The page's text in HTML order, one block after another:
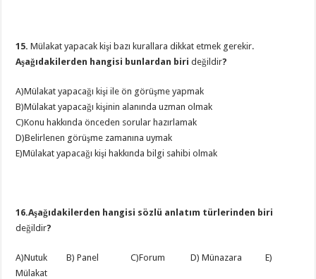
15.Mülakat yapacak kişi bazı kurallara dikkat etmek gerekir.
Aşağıdakilerden hangisi bunlardan birideğildir?
A)Mülakat yapacağı kişi ile ön görüşme yapmak
B)Mülakat yapacağı kişinin alanında uzman olmak
C)Konu hakkında önceden sorular hazırlamak
D)Belirlenen görüşme zamanına uymak
E)Mülakat yapacağı kişi hakkında bilgi sahibi olmak
16.Aşağıdakilerden hangisi sözlü anlatım türlerinden biri
değildir?
A)Nutuk B) Panel C)Forum D) Münazara E)
Mülakat